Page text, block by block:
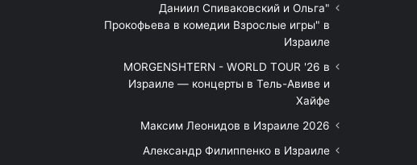
"Даниил Спиваковский и Ольга
Прокофьева в комедии Взрослые игры" в
Израиле
MORGENSHTERN - WORLD TOUR '26 в
Израиле — концерты в Тель-Авиве и
Хайфе
Максим Леонидов в Израиле 2026
Александр Филиппенко в Израиле